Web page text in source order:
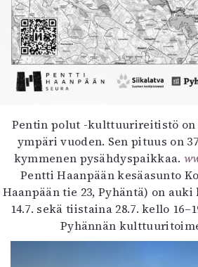
Pentin polut -kulttuurireitistö on
ympäri vuoden. Sen pituus on
kymmenen pysähdyspaikkaa.
Pentti Haanpään kesäasunto
Haanpään tie 23, Pyhäntä) on
14.7. sekä tiistaina 28.7. kello
Pyhännän